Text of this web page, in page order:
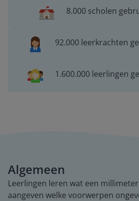
8.000 scholen
92.000 leerkrachten
1.600.000 leerlingen
Algemeen
Leerlingen leren wat een
aangeven welke voorwerpen